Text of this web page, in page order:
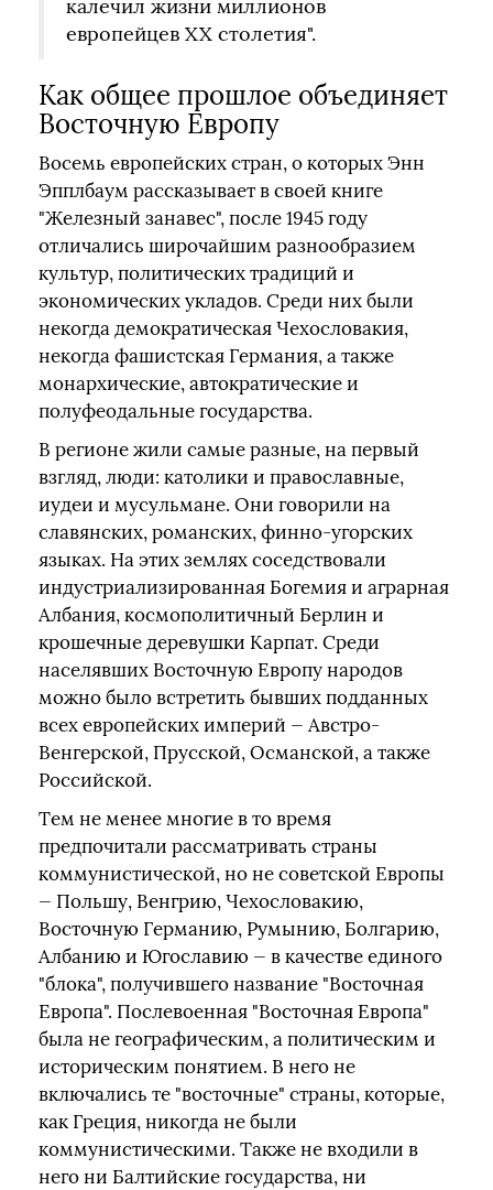
калечил жизни миллионов
европейцев XX столетия".
Как общее прошлое объединяет
Восточную Европу
Восемь европейских стран, о которых Энн
Эпплбаум рассказывает в своей книге
"Железный занавес", после 1945 году
отличались широчайшим разнообразием
культур, политических традиций и
экономических укладов. Среди них были
некогда демократическая Чехословакия,
некогда фашистская Германия, а также
монархические, автократические и
полуфеодальные государства.
В регионе жили самые разные, на первый
взгляд, люди: католики и православные,
иудеи и мусульмане. Они говорили на
славянских, романских, финно-угорских
языках. На этих землях соседствовали
индустриализированная Богемия и аграрная
Албания, космополитичный Берлин и
крошечные деревушки Карпат. Среди
населявших Восточную Европу народов
можно было встретить бывших подданных
всех европейских империй — Австро-
Венгерской, Прусской, Османской, а также
Российской.
Тем не менее многие в то время
предпочитали рассматривать страны
коммунистической, но не советской Европы
— Польшу, Венгрию, Чехословакию,
Восточную Германию, Румынию, Болгарию,
Албанию и Югославию — в качестве единого
"блока", получившего название "Восточная
Европа". Послевоенная "Восточная Европа"
была не географическим, а политическим и
историческим понятием. В него не
включались те "восточные" страны, которые,
как Греция, никогда не были
коммунистическими. Также не входили в
него ни Балтийские государства, ни